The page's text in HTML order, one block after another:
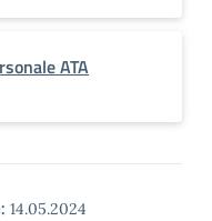
ATA
14.05.2024